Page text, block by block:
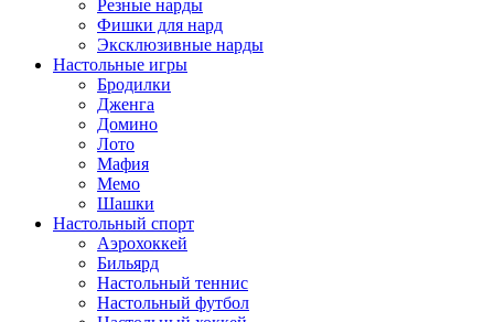
Резные нарды
Фишки для нард
Эксклюзивные нарды
Настольные игры
Бродилки
Дженга
Домино
Лото
Мафия
Мемо
Шашки
Настольный спорт
Аэрохоккей
Бильярд
Настольный теннис
Настольный футбол